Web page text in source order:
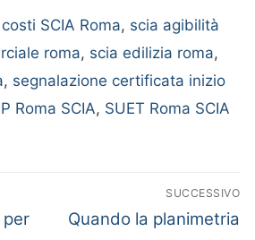
costi SCIA Roma, scia agibilità
roma, scia edilizia roma,
, segnalazione certificata inizio
Roma SCIA, SUET Roma SCIA
per
SUCCESSIVO
Articolo
Quando la planimetria